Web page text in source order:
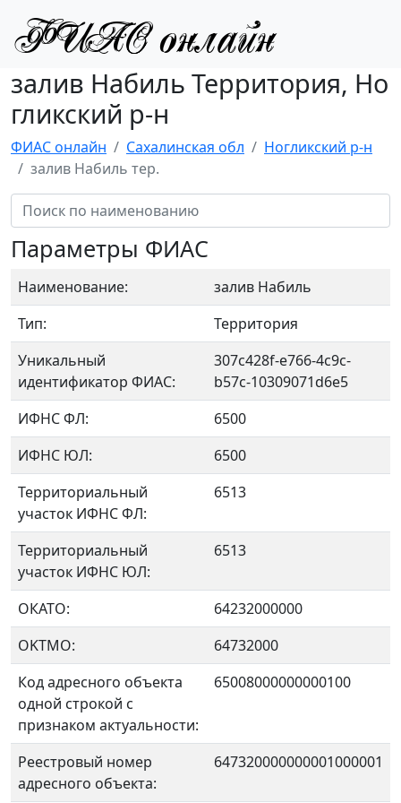
залив Набиль Территория, Но
гликский р-н
ФИАС онлайн Сахалинская обл
Ногликский р-н
залив Набиль тер.
Параметры ФИАС
Наименование:
залив Набиль
Тип:
Территория
Уникальный
идентификатор ФИАС:
307c428f-e766-4c9c-
b57c-10309071d6e5
ИФНС ФЛ:
6500
ИФНС ЮЛ:
6500
Территориальный
участок ИФНС ФЛ:
6513
Территориальный
участок ИФНС ЮЛ:
6513
ОКАТО:
64232000000
OKTMO:
64732000
Код адресного объекта
одной строкой с
признаком актуальности:
65008000000000100
Реестровый номер
адресного объекта:
647320000000001000001